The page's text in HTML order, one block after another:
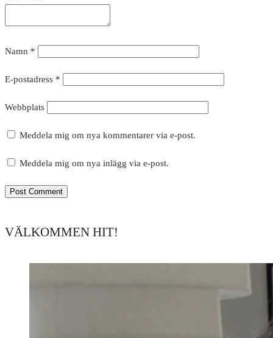
Namn *
E-postadress *
Webbplats
Meddela mig om nya kommentarer via e-post.
Meddela mig om nya inlägg via e-post.
VÄLKOMMEN HIT!